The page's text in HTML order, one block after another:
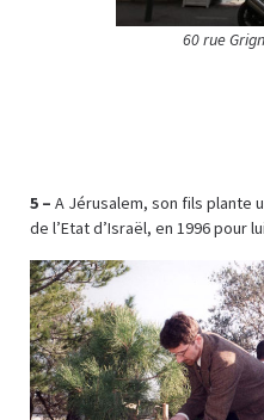
60 rue
5 – A Jérusalem, son fils plante
de l’Etat d’Israël, en 1996 pour